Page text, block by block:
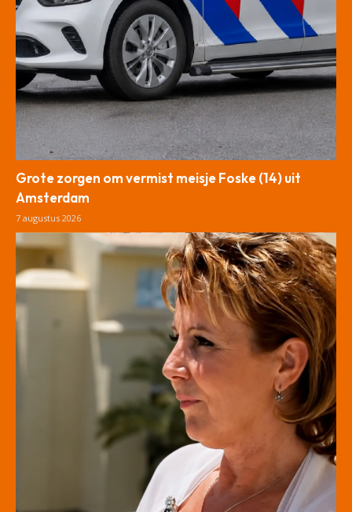
Grote zorgen om vermist meisje Foske (14) uit
Amsterdam
7 augustus 2026